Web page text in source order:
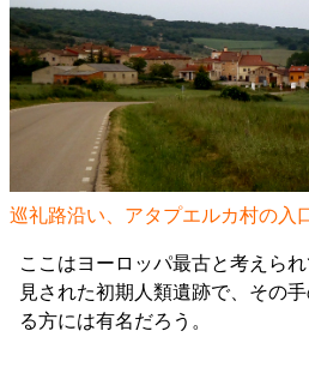
巡礼路沿い、アタプエルカ村の入
ここはヨーロッパ最古と考えら
見された初期人類遺跡で、その
る方には有名だろう。